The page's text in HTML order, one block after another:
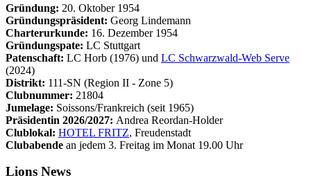
Gründung: 20. Oktober 1954
Gründungspräsident: Georg Lindemann
Charterurkunde: 16. Dezember 1954
Gründungspate: LC Stuttgart
Patenschaft: LC Horb (1976) und LC Schwarzwald-Web Serve
(2024)
Distrikt: 111-SN (Region II - Zone 5)
Clubnummer: 21804
Jumelage: Soissons/Frankreich (seit 1965)
Präsidentin 2026/2027: Andrea Reordan-Holder
Clublokal: HOTEL FRITZ, Freudenstadt
Clubabende an jedem 3. Freitag im Monat 19.00 Uhr
Lions News